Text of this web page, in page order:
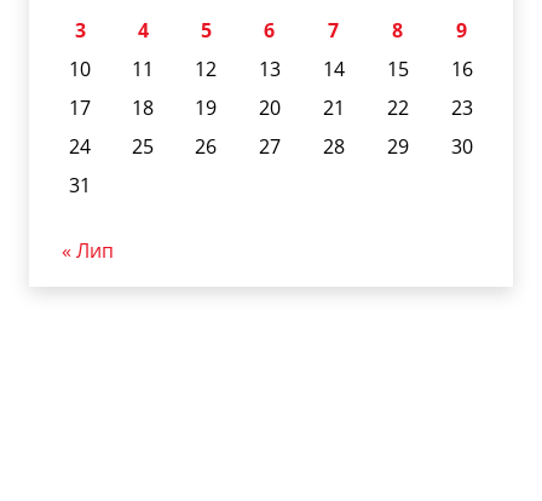
3
4 5 6 7 8
9
10
11 12 13 14 15
16
17
18 19 20 21 22
23
24
25 26 27 28 29
30
31
« Лип